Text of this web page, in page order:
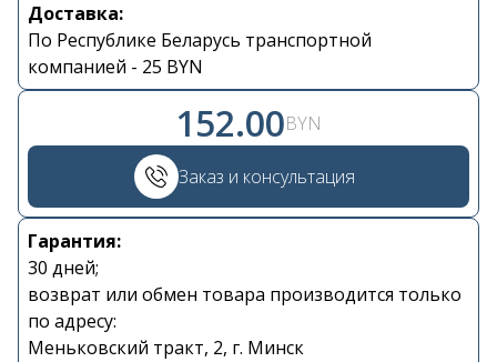
Доставка:
По Республике Беларусь транспортной
компанией - 25 BYN
152.00BYN
Заказ и консультация
Гарантия:
30 дней;
возврат или обмен товара производится только
по адресу:
Меньковский тракт, 2, г. Минск
Контакты
+375 29 870 15 80